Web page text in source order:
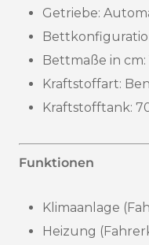
Getriebe:
Bettmaße in cm:
Kraftstoffart:
Kraftstofftank:
Funktionen
Klimaanlage
Heizung